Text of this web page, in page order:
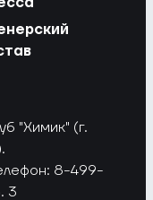
"Химик" (г.
8-499-
3